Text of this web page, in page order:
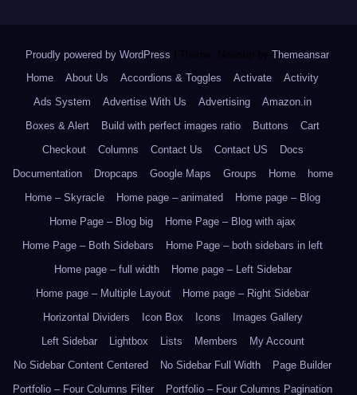
Proudly powered by WordPress Theme: Newsup by Themeansar.
Home
About Us Accordions & Toggles Activate
Activity
Ads System
Advertise With Us Advertising
Amazon.in
Boxes & Alert
Build with perfect images ratio Buttons
Cart
Checkout
Columns Contact Us Contact US
Docs
Documentation
Dropcaps Google Maps Groups Home
home
Home – Skyracle
Home page – animated
Home page – Blog
Home Page – Blog big
Home Page – Blog with ajax
Home Page – Both Sidebars
Home Page – both sidebars in left
Home page – full width
Home page – Left Sidebar
Home page – Multiple Layout
Home page – Right Sidebar
Horizontal Dividers
Icon Box Icons
Images Gallery
Left Sidebar
Lightbox Lists Members
My Account
No Sidebar Content Centered
No Sidebar Full Width
Page Builder
Portfolio – Four Columns Filter
Portfolio – Four Columns Pagination